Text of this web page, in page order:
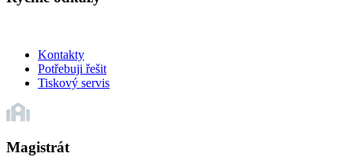
Kontakty
Potřebuji řešit
Tiskový servis
Magistrát